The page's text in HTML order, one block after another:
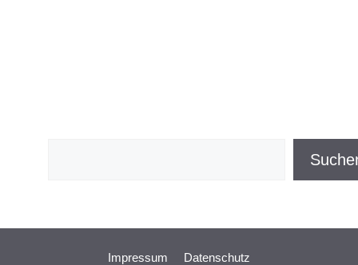
Impressum Datenschutz